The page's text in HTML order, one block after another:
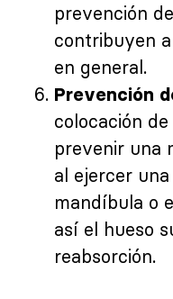
prevención
contribuyen
en general.
Prevención
colocación
prevenir una
al ejercer
mandíbula o
así el hueso
reabsorción.